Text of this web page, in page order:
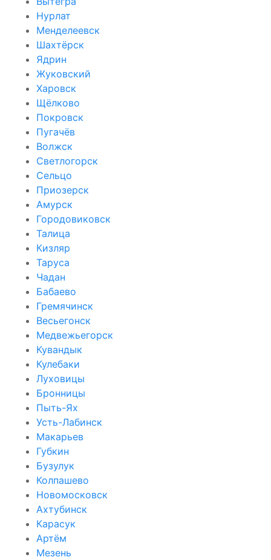
Нурлат
Менделеевск
Шахтёрск
Ядрин
Жуковский
Харовск
Щёлково
Покровск
Пугачёв
Волжск
Светлогорск
Сельцо
Приозерск
Амурск
Городовиковск
Талица
Кизляр
Таруса
Чадан
Бабаево
Гремячинск
Весьегонск
Медвежьегорск
Кувандык
Кулебаки
Луховицы
Бронницы
Пыть-Ях
Усть-Лабинск
Макарьев
Губкин
Бузулук
Колпашево
Новомосковск
Ахтубинск
Карасук
Артём
Мезень